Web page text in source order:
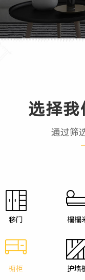
卧室空
木门系
选择
通过筛
移门 榻榻
橱柜 护墙